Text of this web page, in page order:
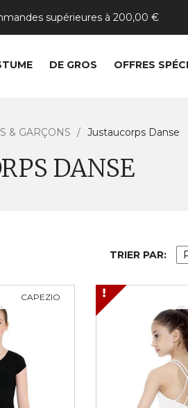
supérieures à 200,00 €
DE GROS OFFRES
& GARÇONS Justaucorps Danse
DANSE
TRIER PAR:
CAPEZIO